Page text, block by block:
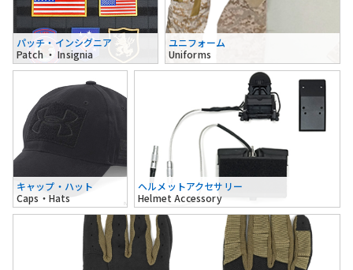
パッチ・インシグニア
Patch ・ Insignia
ユニフォーム
Uniforms
キャップ・ハット
Caps・Hats
ヘルメットアクセサリー
Helmet Accessory